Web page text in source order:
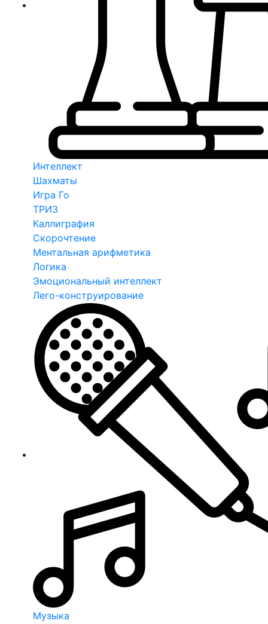
Интеллект
Шахматы
Игра Го
ТРИЗ
Каллиграфия
Скорочтение
Ментальная арифметика
Логика
Эмоциональный интеллект
Лего-конструирование
Музыка